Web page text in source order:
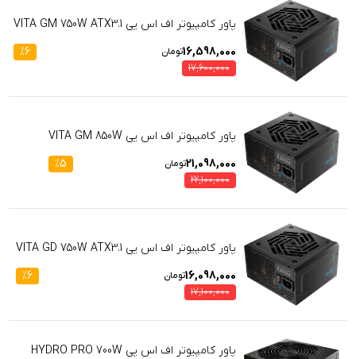
پاور کامپیوتر اف اس پی VITA GM 750W ATX3.1
16,598,000تومان 6
%
17,600,000
پاور کامپیوتر اف اس پی VITA GM 850W
21,098,000تومان 5
%
22,100,000
پاور کامپیوتر اف اس پی VITA GD 750W ATX3.1
16,098,000تومان 6
%
17,100,000
پاور کامپیوتر اف اس پی HYDRO PRO 700W